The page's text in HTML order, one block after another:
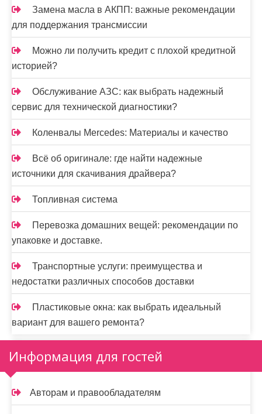
Замена масла в АКПП: важные рекомендации
для поддержания трансмиссии
Можно ли получить кредит с плохой кредитной
историей?
Обслуживание АЗС: как выбрать надежный
сервис для технической диагностики?
Коленвалы Mercedes: Материалы и качество
Всё об оригинале: где найти надежные
источники для скачивания драйвера?
Топливная система
Перевозка домашних вещей: рекомендации по
упаковке и доставке.
Транспортные услуги: преимущества и
недостатки различных способов доставки
Пластиковые окна: как выбрать идеальный
вариант для вашего ремонта?
Информация для гостей
Авторам и правообладателям